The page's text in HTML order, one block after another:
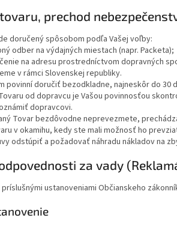
prechod
doručený spôsobom podľa Vašej voľby:
odber na výdajných miestach (napr. Packeta);
na adresu prostredníctvom dopravných
v rámci Slovenskej republiky.
povinní doručiť bezodkladne, najneskôr do 30
od dopravcu je Vašou povinnosťou
dopravcovi.
Tovar bezdôvodne neprevezmete,
v okamihu, kedy ste mali možnosť ho
odstúpiť a požadovať náhradu nákladov na
za vady
ustanoveniami Občianskeho